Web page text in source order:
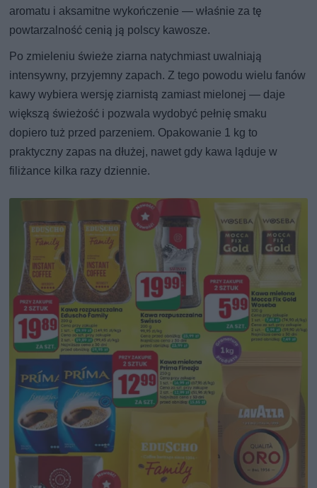
aromatu i aksamitne wykończenie — właśnie za tę
powtarzalność cenią ją polscy kawosze.
Po zmieleniu świeże ziarna natychmiast uwalniają
intensywny, przyjemny zapach. Z tego powodu wielu fanów
kawy wybiera wersję ziarnistą zamiast mielonej — daje
większą świeżość i pozwala wydobyć pełnię smaku
dopiero tuż przed parzeniem. Opakowanie 1 kg to
praktyczny zapas na dłużej, nawet gdy kawa ląduje w
filiżance kilka razy dziennie.